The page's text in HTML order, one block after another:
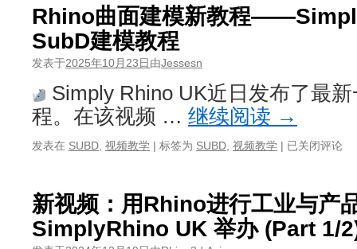
Rhino曲面建模新教程
SubD建模教程
发表于2025年10月23日由Jessesn
Simply Rhino UK近日发布了最
程。在该视频 … 继续阅读 →
发表在 SUBD 视频教学 | 标签为 SUBD 视频教学 | Rhino
建
模
新
教
已关闭评论
新视频：用Rhino进行工业与产
SimplyRhino UK 举办 (Part 1/